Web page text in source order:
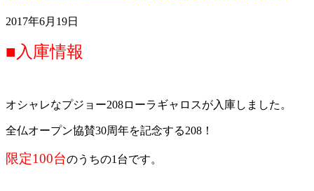
2017年6月19日
■入庫情報
オシャレなプジョー208ローラギャロスが入庫しました。
全仏オープン協賛30周年を記念する208！
限定100台のうちの1台です。